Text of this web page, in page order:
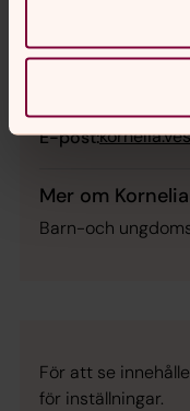
Kornelia
Barn - och
Direkt:064716095
E-post:
Mer om
Barn-och
För att se
för inställningar.